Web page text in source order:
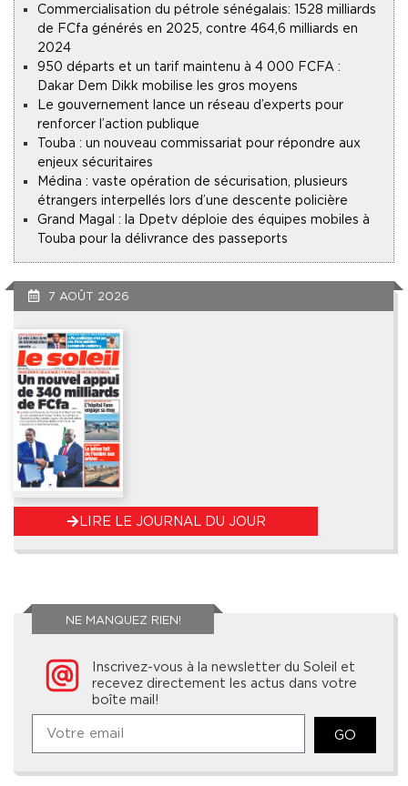
Commercialisation du pétrole sénégalais : 1528 milliards
de FCfa générés en 2025, contre 464,6 milliards en
2024
950 départs et un tarif maintenu à 4 000 FCFA :
Dakar Dem Dikk mobilise les gros moyens
Le gouvernement lance un réseau d’experts pour
renforcer l’action publique
Touba : un nouveau commissariat pour répondre aux
enjeux sécuritaires
Médina : vaste opération de sécurisation, plusieurs
étrangers interpellés lors d’une descente policière
Grand Magal : la Dpetv déploie des équipes mobiles à
Touba pour la délivrance des passeports
7 AOÛT 2026
LIRE LE JOURNAL DU JOUR
NE MANQUEZ RIEN!
Inscrivez-vous à la newsletter du Soleil et
recevez directement les actus dans votre
boîte mail!
GO